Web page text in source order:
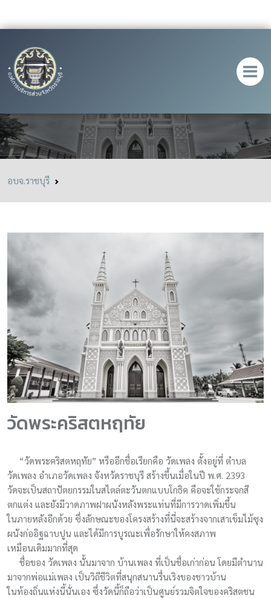
อบจ.ราชบุรี
วัดพระคริสตหฤทัย
“วัดพระคริสตหฤทัย” หรืออีกชื่อเรียกคือ วัดเพลง ตั้งอยู่ที่ ตำบล
วัดเพลง อำเภอวัดเพลง จังหวัดราชบุรี สร้างขึ้นเมื่อในปี พ.ศ. 2393
วัดจะเป็นสถาปัตยกรรมในสไตล์ตะวันตกแบบโกธิค คือจะใช้กระจกสี
ตกแต่ง และยังมีวาดภาพฝาผนังหลังพระแท่นที่มีการวาดเพิ่มขึ้น
ในภายหลังอีกด้วย ซึ่งลักษณะของโครงสร้างที่นี่จะสร้างจากเสาเข็มไม้ซุง
ผนังก่ออิฐฉาบปูน และได้มีการบูรณะเพื่อรักษาให้คงสภาพ
เหมือนเดิมมากที่สุด
ชื่อของ วัดเพลง นั้นมาจาก บ้านเพลง ที่เป็นชื่อเก่าก่อน โดยมีตำนาน
มาจากพ่อแม่เพลง เป็นวิถีชีวิตที่สนุกสนานรื่นเริงของชาวบ้าน
ในท้องถิ่นแห่งนี้นั่นเอง ซึ่งวัดนี้ก็ถือว่าเป็นศูนย์รวมจิตใจของคริสตชน